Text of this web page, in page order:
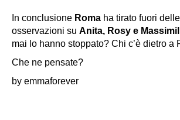
In conclusione Roma ha tirato fuori
osservazioni su Anita, Rosy e
mai lo hanno stoppato? Chi c’è dietro a
Che ne pensate?
by emmaforever